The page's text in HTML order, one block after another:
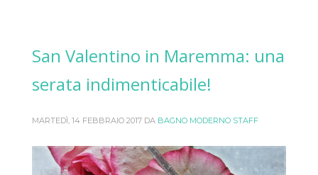
San Valentino in Maremma: una
serata indimenticabile!
MARTEDÌ, 14 FEBBRAIO 2017 DA BAGNO MODERNO STAFF